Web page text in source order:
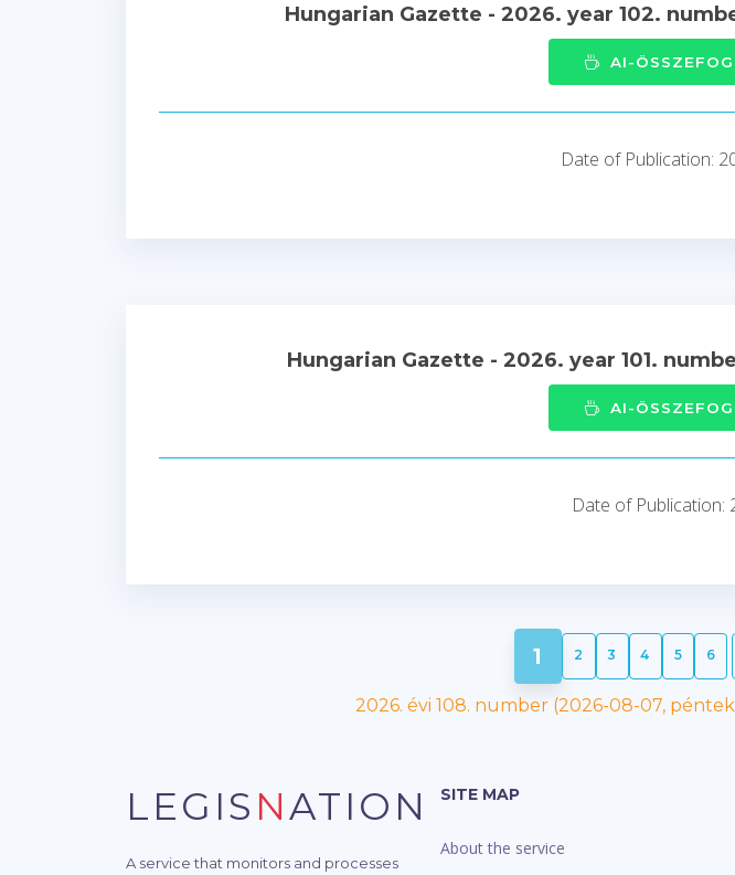
Hungarian Gazette - 2026. year 102.
AI-
Date of Publication:
Hungarian Gazette - 2026. year 101.
AI-
Date of Publication:
1 2 3 4 5 6
2026. évi 108. number (2026-08-07,
LEGIS NATION
A service that monitors and processes
SITE MAP
About the service